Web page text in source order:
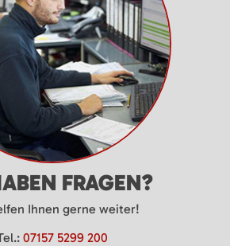
FRAGEN?
Ihnen gerne weiter!
07157 5299 200